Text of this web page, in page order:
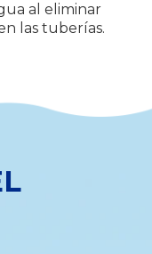
al eliminar
las tuberías.